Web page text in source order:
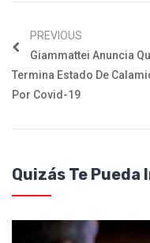
PREVIOUS
Giammattei Anuncia
Termina Estado De
Por Covid-19
Quizás Te Pueda